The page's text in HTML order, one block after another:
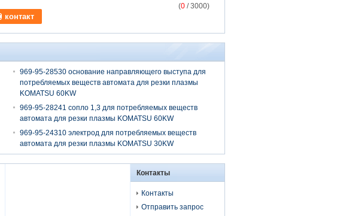
(0 / 3000)
969-95-28530 основание направляющего выступа для
потребляемых веществ автомата для резки плазмы
KOMATSU 60KW
969-95-28241 сопло 1,3 для потребляемых веществ
автомата для резки плазмы KOMATSU 60KW
969-95-24310 электрод для потребляемых веществ
автомата для резки плазмы KOMATSU 30KW
Контакты
Контакты
Отправить запрос